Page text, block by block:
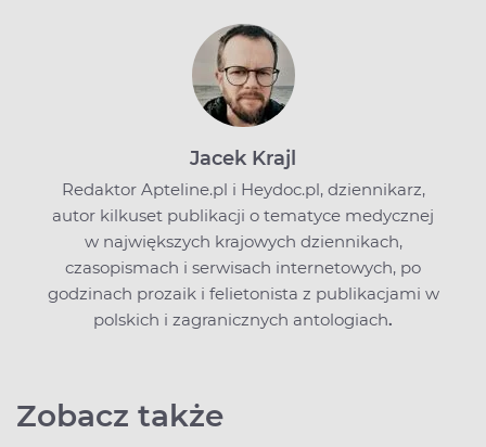
Jacek Krajl
Redaktor Apteline.pl i Heydoc.pl, dziennikarz,
autor kilkuset publikacji o tematyce medycznej
w największych krajowych dziennikach,
czasopismach i serwisach internetowych, po
godzinach prozaik i felietonista z publikacjami w
polskich i zagranicznych antologiach.
Zobacz także